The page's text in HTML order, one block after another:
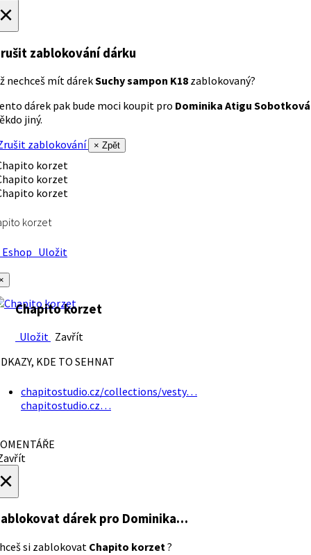
zablokování dárku
nechceš mít dárekSuchy sampon K18 zablokovaný?
dárek pak bude moci koupit pro Dominika Atigu Sobotková
jiný.
zablokování
× Zpět
korzet
Uložit
Chapito korzet
Uložit Zavřít
KDE TO SEHNAT
chapitostudio.cz/collections/vesty…
chapitostudio.cz…
dárek pro Dominika…
si zablokovat Chapito korzet?